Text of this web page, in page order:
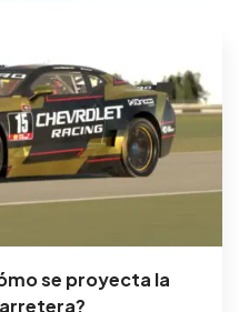
se proyecta la